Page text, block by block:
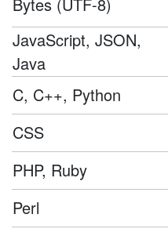
JavaScript, JSON,
Java
C, C++, Python
CSS
PHP, Ruby
Perl